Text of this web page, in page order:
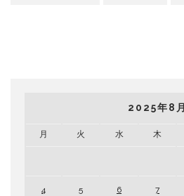
2025年8月
月 火 水 木
4 5 6 7